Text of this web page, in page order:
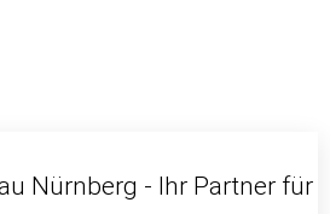
Nürnberg - Ihr Partner für